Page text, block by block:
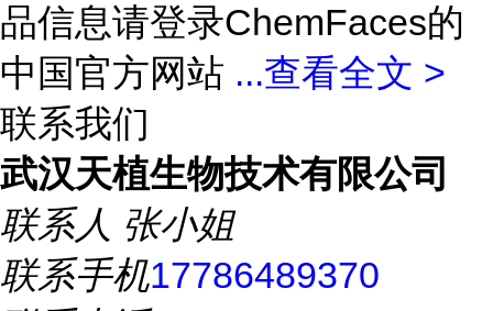
品信息请登录ChemFaces的
中国官方网站 ...查看全文 >
联系我们
武汉天植生物技术有限公司
联系人 张小姐
联系手机17786489370